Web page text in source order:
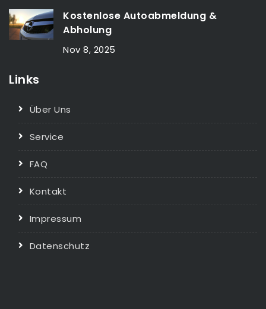
Kostenlose Autoabmeldung &
Abholung
Nov 8, 2025
Links
Über Uns
Service
FAQ
Kontakt
Impressum
Datenschutz